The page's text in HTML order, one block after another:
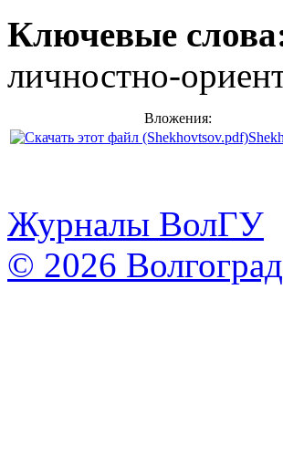
Ключевые
личностно-
Вложения:
Журналы ВолГУ
© 2026